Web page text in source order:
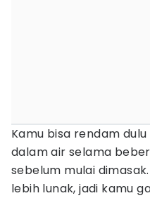
Kamu bisa rendam
dalam air selama
sebelum mulai
lebih lunak, jadi kamu